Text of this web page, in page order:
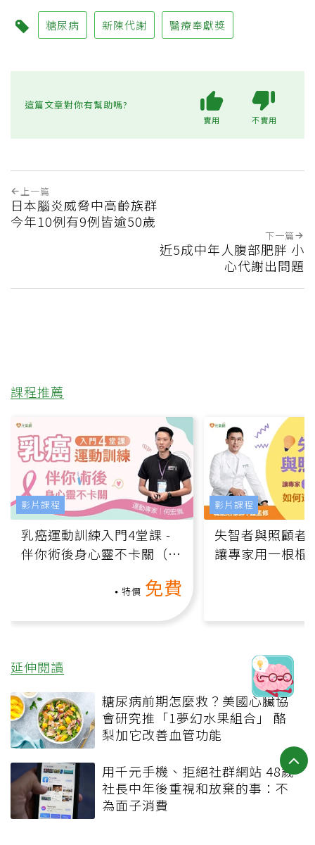
糖尿病 新陳代謝 醫療奉獻獎
這篇文章對你有幫助嗎?
實用 不實用
上一篇
日本腦炎威脅中高齡族群
今年10例有9例皆逾50歲
下一篇
近5成中年人腹部肥胖 小
心代謝出問題
課程推薦
乳癌運動訓練入門4堂課 -
伴你術後身心靈不卡關（線
特價 免費
影片課程
失智者與照顧者
讓專家用一根棍
影片課程
延伸閱讀
糖尿病前期怎麼救？美國心臟協
會研究推「1夢幻水果組合」 酪
梨加它改善血管功能
用千元手機、拒絕社群網站 48歲
社長中年後重視和放棄的事：不
為面子消費